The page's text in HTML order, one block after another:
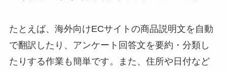
たとえば、海外向けECサイトの商品説明文を自動
で翻訳したり、アンケート回答文を要約・分類し
たりする作業も簡単です。また、住所や日付など